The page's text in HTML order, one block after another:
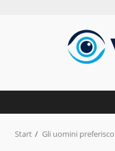
Start Gli uomini